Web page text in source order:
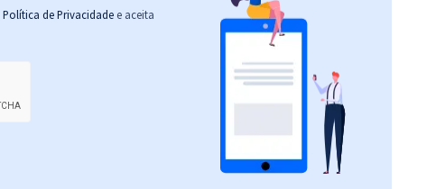
Política de Privacidade e aceita